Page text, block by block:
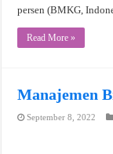
persen (BMKG,
Read More »
Manajemen
September 8, 2022